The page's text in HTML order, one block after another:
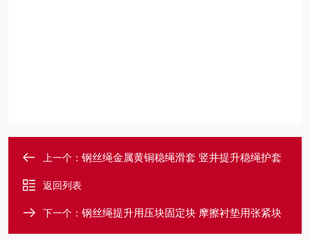
上一个： 钢丝绳金属黄铜稳绳滑套 竖井提升稳绳护套
返回列表
下一个： 钢丝绳提升用压块固定块 摩擦衬垫用张紧块